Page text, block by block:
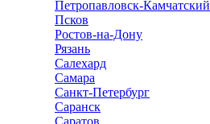
Петропавловск-Камчатский
Псков
Ростов-на-Дону
Рязань
Салехард
Самара
Санкт-Петербург
Саранск
Саратов